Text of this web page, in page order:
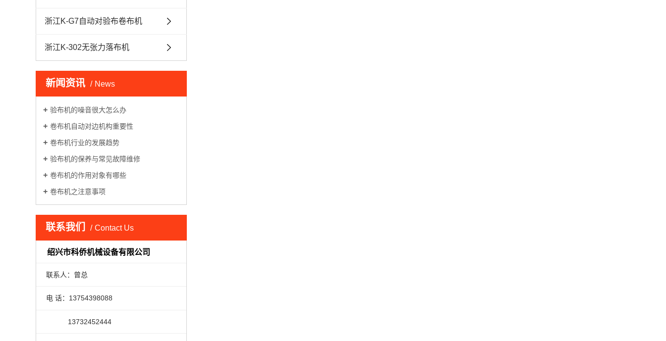
浙江K-G7自动对验布卷布机
浙江K-302无张力落布机
新闻资讯 News
验布机的噪音很大怎么办
卷布机自动对边机构重要性
卷布机行业的发展趋势
验布机的保养与常见故障维修
卷布机的作用对象有哪些
卷布机之注意事项
联系我们 Contact Us
绍兴市科侨机械设备有限公司
联系人：曾总
电 话：13754398088
13732452444